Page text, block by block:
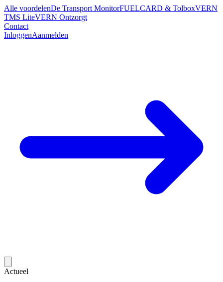
Alle voordelenDe Transport MonitorFUELCARD & TolboxVERN
TMS LiteVERN Ontzorgt
Contact
InloggenAanmelden
Actueel